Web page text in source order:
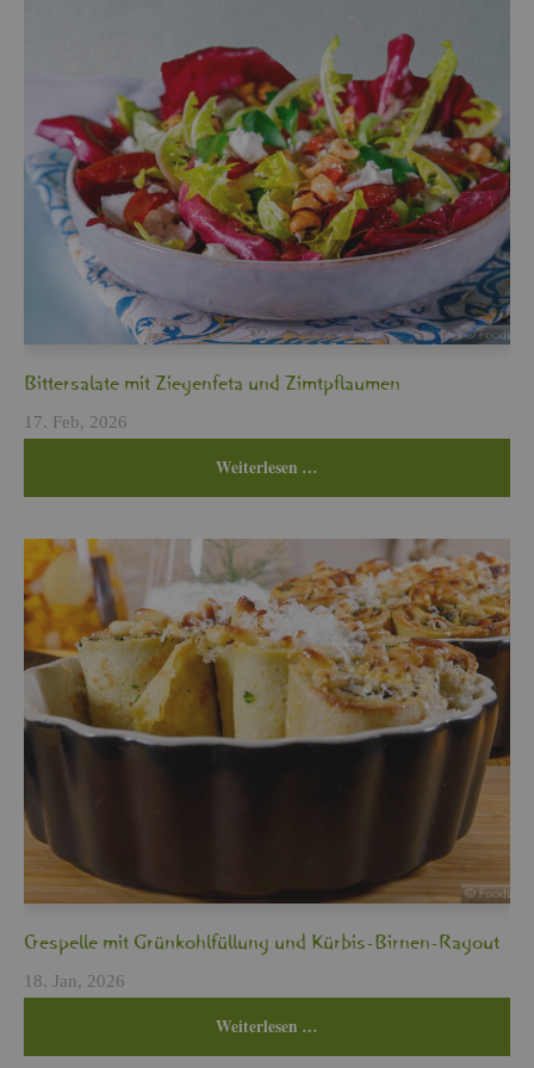
Bit­ter­sa­la­te mit Zie­gen­fe­ta und Zimt­pflau­men
17. Feb, 2026
Wei­ter­le­sen …
Cres­pel­le mit Grün­kohl­fül­lung und Kür­bis-Bir­nen-Ra­gout
18. Jan, 2026
Wei­ter­le­sen …